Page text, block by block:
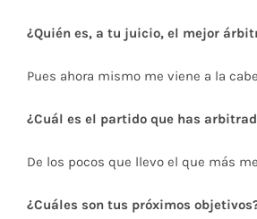
¿Quién es, a tu juicio, el mejor
Pues ahora mismo me viene a la
¿Cuál es el partido que has
De los pocos que llevo el que más
¿Cuáles son tus próximos